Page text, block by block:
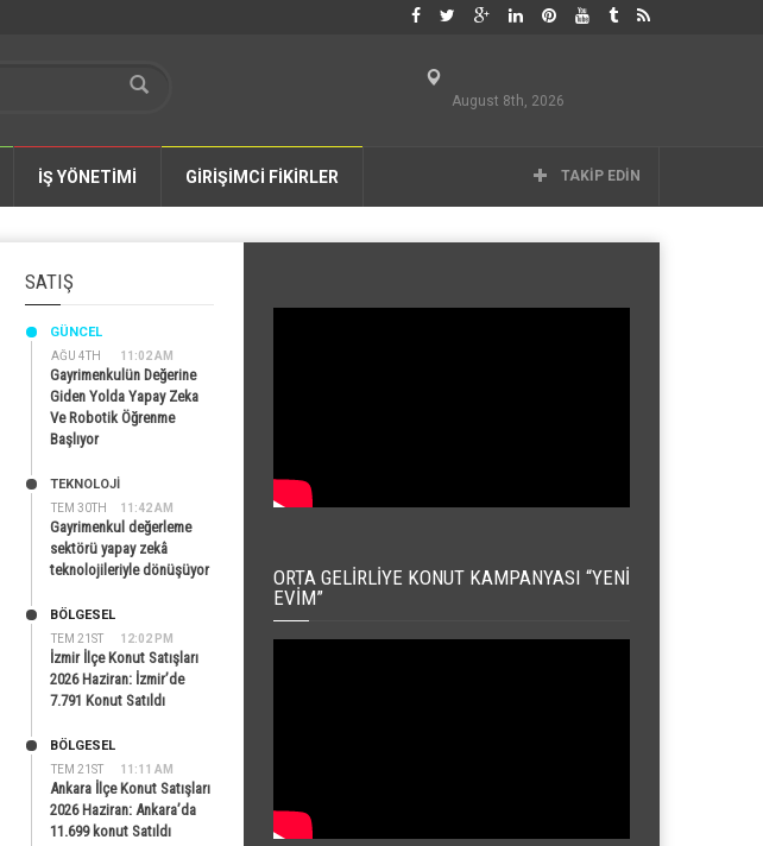
August 8th, 2026
İŞ YÖNETİMİ GİRİŞİMCİ FİKİRLER TAKIP EDIN
SATIŞ
AĞU 4TH 11:02 AM
GÜNCEL
Gayrimenkulün Değerine
Giden Yolda Yapay Zeka
Ve Robotik Öğrenme
Başlıyor
TEM 30TH 11:42 AM
TEKNOLOJİ
Gayrimenkul değerleme
sektörü yapay zekâ
teknolojileriyle dönüşüyor
TEM 21ST 12:02 PM
BÖLGESEL
İzmir İlçe Konut Satışları
2026 Haziran: İzmir’de
7.791 Konut Satıldı
TEM 21ST 11:11 AM
BÖLGESEL
Ankara İlçe Konut Satışları
2026 Haziran: Ankara’da
11.699 konut Satıldı
ORTA GELIRLIYE KONUT KAMPANYASI “YENI
EVIM”